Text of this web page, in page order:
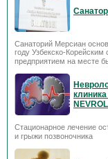
Санаторий Мерсиан
году Узбекско-
предприятием на месте
Стационарное лечение
и грыжи позвоночника